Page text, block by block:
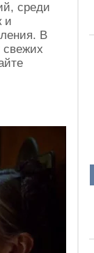
среди
и
В
свежих